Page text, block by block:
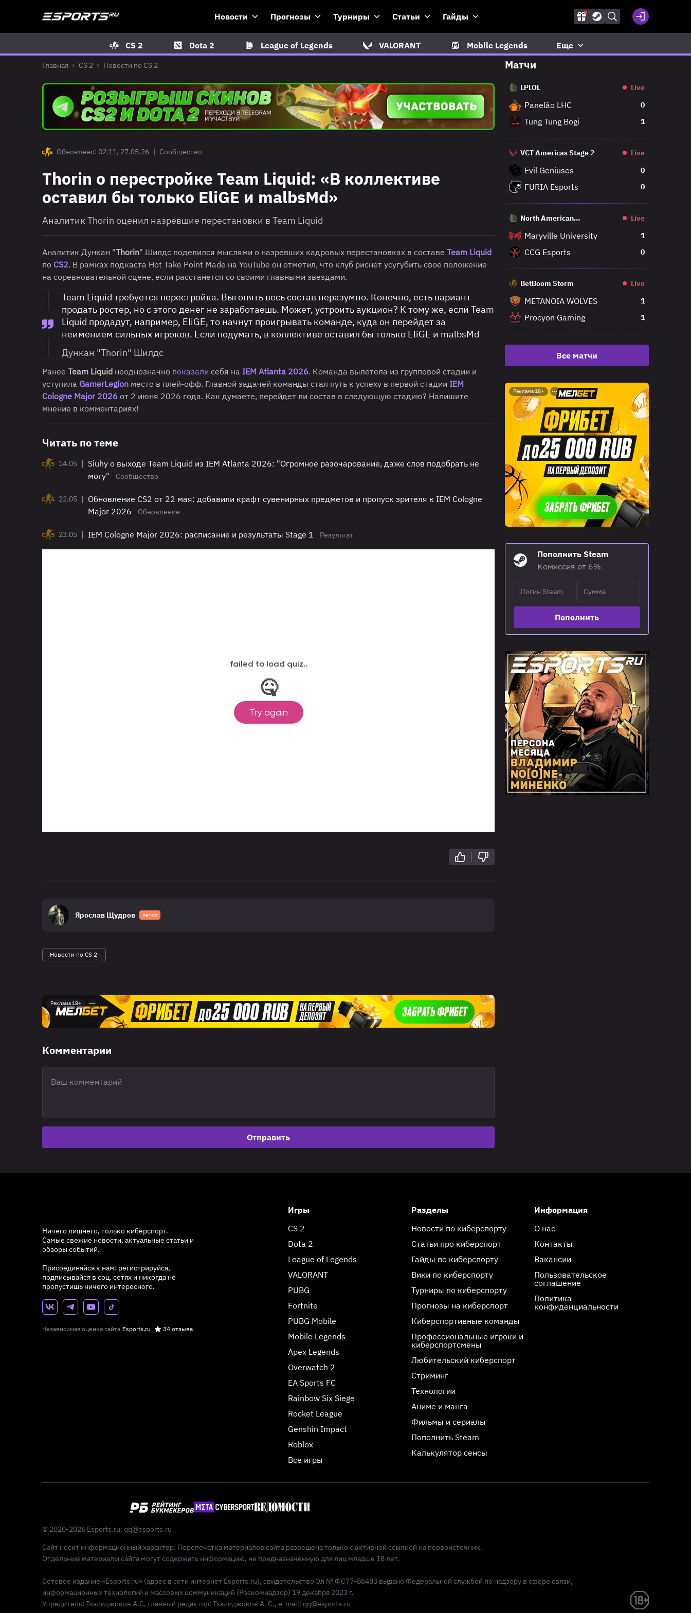
Новости Прогнозы Турниры Статьи Гайды
CS 2 Dota 2 League of Legends VALORANT Mobile Legends Еще
Главная CS 2 Новости по CS 2
Обновлено: 02:11, 27.05.26 | Сообщество
Thorin о перестройке Team Liquid: «В коллективе
оставил бы только EliGE и malbsMd»
Аналитик Thorin оценил назревшие перестановки в Team Liquid
Аналитик Дункан "Thorin" Шилдс поделился мыслями о назревших кадровых перестановках в составе Team Liquid
по CS2. В рамках подкаста Hot Take Point Made на YouTube он отметил, что клуб риснет усугубить свое положение
на соревновательной сцене, если расстанется со своими главными звездами.
Team Liquid требуется перестройка. Выгонять весь состав неразумно. Конечно, есть вариант
продать ростер, но с этого денег не заработаешь. Может, устроить аукцион? К тому же, если Team
Liquid продадут, например, EliGE, то начнут проигрывать команде, куда он перейдет за
неимением сильных игроков. Если подумать, в коллективе оставил бы только EliGE и malbsMd
Дункан "Thorin" Шилдс
Ранее Team Liquid неоднозначно показали себя на IEM Atlanta 2026. Команда вылетела из групповой стадии и
уступила GamerLegion место в плей-офф. Главной задачей команды стал путь к успеху в первой стадии IEM
Cologne Major 2026 от 2 июня 2026 года. Как думаете, перейдет ли состав в следующую стадию? Напишите
мнение в комментариях!
Читать по теме
14.05 | Siuhy о выходе Team Liquid из IEM Atlanta 2026: "Огромное разочарование, даже слов подобрать не
могу"
Сообщество
22.05 | Обновление CS2 от 22 мая: добавили крафт сувенирных предметов и пропуск зрителя к IEM Cologne
Major 2026
Обновление
23.05 | IEM Cologne Major 2026: расписание и результаты Stage 1 Результат
Ярослав Щудров Автор
Новости по CS 2
Реклама 18+
Комментарии
Отправить
Матчи
LPLOL Live
Panelão LHC 0
Tung Tung Bogi 1
VCT Americas Stage 2 Live
Evil Geniuses 0
FURIA Esports 0
North American
Live
Maryville University 1
CCG Esports 0
BetBoom Storm Live
METANOIA WOLVES 1
Procyon Gaming 1
Все матчи
Реклама 18+
Пополнить Steam
Комиссия от 6%
Пополнить
Ничего лишнего, только киберспорт.
Самые свежие новости, актуальные статьи и
обзоры событий.
Присоединяйся к нам: регистрируйся,
подписывайся в соц. сетях и никогда не
пропустишь ничего интересного.
Независимая оценка сайта Esports.ru 34 отзыва
Игры
CS 2
Dota 2
League of Legends
VALORANT
PUBG
Fortnite
PUBG Mobile
Mobile Legends
Apex Legends
Overwatch 2
EA Sports FC
Rainbow Six Siege
Rocket League
Genshin Impact
Roblox
Все игры
Разделы
Новости по киберспорту
Статьи про киберспорт
Гайды по киберспорту
Вики по киберспорту
Турниры по киберспорту
Прогнозы на киберспорт
Киберспортивные команды
Профессиональные игроки и
киберспортсмены
Любительский киберспорт
Стриминг
Технологии
Аниме и манга
Фильмы и сериалы
Пополнить Steam
Калькулятор сенсы
Информация
О нас
Контакты
Вакансии
Пользовательское
соглашение
Политика
конфиденциальности
© 2020-2026 Esports.ru, qq@esports.ru
Сайт носит информационный характер. Перепечатка материалов сайта разрешена только с активной ссылкой на первоисточник.
Отдельные материалы сайта могут содержать информацию, не предназначенную для лиц младше 18 лет.
Сетевое издание «Esports.ru» (адрес в сети интернет Esports.ru), свидетельство Эл № ФС77-86483 выдано Федеральной службой по надзору в сфере связи,
информационных технологий и массовых коммуникаций (Роскомнадзор) 19 декабря 2023 г.
Учредитель: Тхалиджоков А.С, главный редактор: Тхалиджоков А. С., e-mail: qq@esports.ru